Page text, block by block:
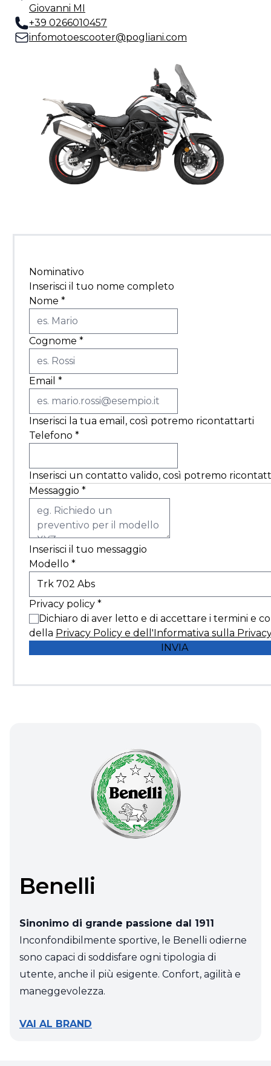
Giovanni MI
+39 0266010457
infomotoescooter@pogliani.com
Nominativo
Inserisci il tuo nome completo
Nome *
Cognome *
Email *
Inserisci la tua email, così potremo ricontattarti
Telefono *
Inserisci un contatto valido, così potremo
Messaggio *
Inserisci il tuo messaggio
Modello *
Privacy policy *
Dichiaro di aver letto e di accettare i termini e
della Privacy Policy e dell'Informativa sulla
INVIA
Benelli
Sinonimo di grande passione dal 1911
Inconfondibilmente sportive, le Benelli odierne
sono capaci di soddisfare ogni tipologia di
utente, anche il più esigente. Confort, agilità e
maneggevolezza.
VAI AL BRAND